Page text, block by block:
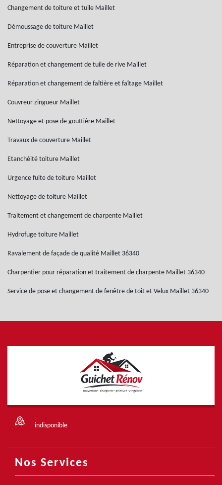
Changement de toiture et tuile Maillet
Démoussage de toiture Maillet
Entreprise de couverture Maillet
Réparation et changement de tuile de rive Maillet
Réparation et changement de faîtière et faîtage Maillet
Couvreur zingueur Maillet
Nettoyage et pose de gouttière Maillet
Travaux de couverture Maillet
Etanchéité toiture Maillet
Urgence fuite de toiture Maillet
Nettoyage de toiture Maillet
Traitement et changement de charpente Maillet
Hydrofuge toiture Maillet
Ravalement de façade de qualité Maillet 36340
Charpentier pour réparation et traitement de charpente Maillet 36340
Service de pose et changement de fenêtre de toit et Velux Maillet 36340
indisponible
Nos Services